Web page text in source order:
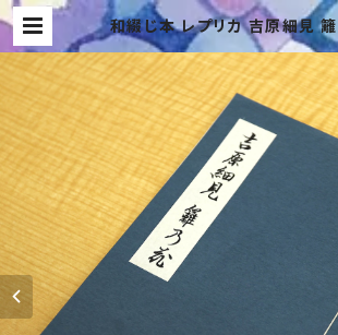
和綴じ本 レプリカ 吉原細見 籬
Authentic Replica:
a" Guidebook 1775 /
o Hana (Traditional
Bound Book) | B’s Style（
スタイル）－生活にアイディア
ス